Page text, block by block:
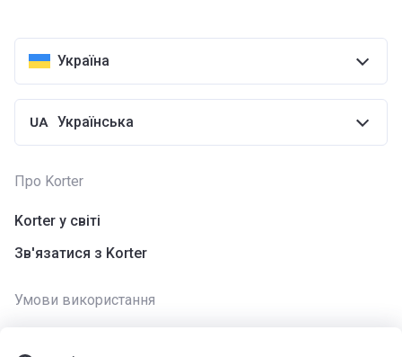
Україна
Українська
Про Korter
Korter у світі
Зв'язатися з Korter
Умови використання